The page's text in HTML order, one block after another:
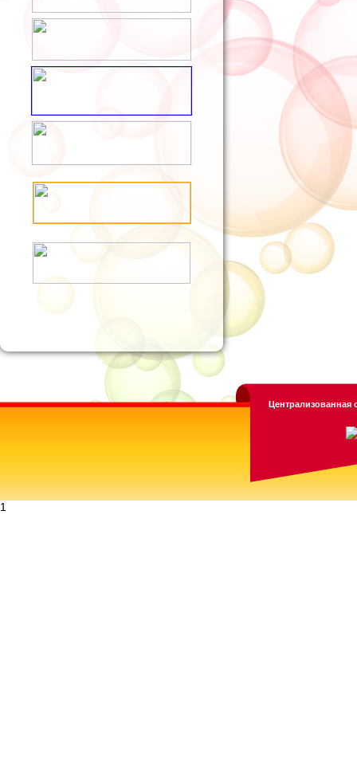
Централизованная
1